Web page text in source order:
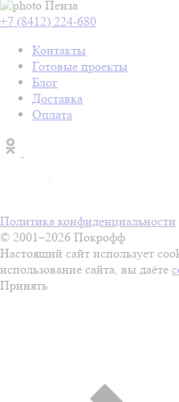
Пенза
+7 (8412) 224-680
Контакты
Готовые проекты
Блог
Доставка
Оплата
Политика конфиденциальности
© 2001–2026 Покрофф
Настоящий сайт использует
использование сайта, вы даёте
Принять